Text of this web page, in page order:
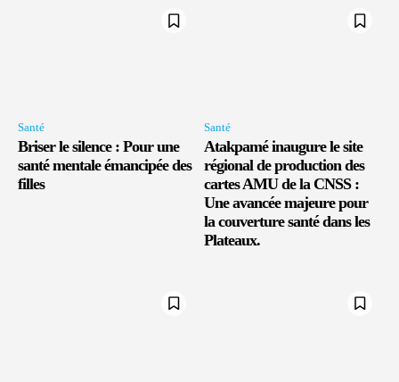
Santé
Briser le silence : Pour une
santé mentale émancipée des
filles
Santé
Atakpamé inaugure le site
régional de production des
cartes AMU de la CNSS :
Une avancée majeure pour
la couverture santé dans les
Plateaux.